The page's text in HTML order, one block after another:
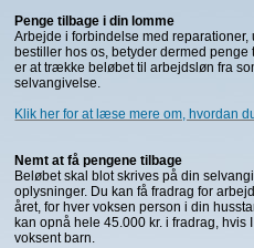
Penge tilbage i din lomme
Arbejde i forbindelse med
bestiller hos os, betyder dermed
er at trække beløbet til arbejdsløn fra
selvangivelse.
Klik her for at læse mere om, hvordan
Nemt at få pengene tilbage
Beløbet skal blot skrives på din
oplysninger. Du kan få fradrag for
året, for hver voksen person i din
kan opnå hele 45.000 kr. i fradrag,
voksent barn.